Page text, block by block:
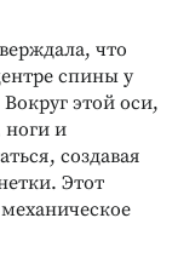
что
спины у
этой оси,
ноги и
создавая
Этот